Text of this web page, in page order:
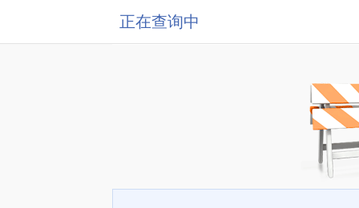
正在查询中